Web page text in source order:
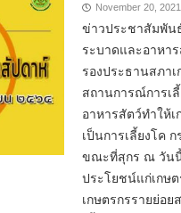
November 20, 2021
ข่าวประชาสัมพัน
ระบาดและอาห
รองประธานสภา
สถานการณ์การเ
อาหารสัตว์ทำให้
เป็นการเลี้ยงโค
ขณะที่สุกร ณ วันนี้
ประโยชน์แก่เกษ
เกษตรกรรายย่อ